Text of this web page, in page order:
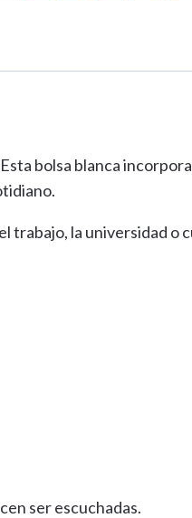
bolsa blanca
trabajo, la universidad
ser escuchadas.